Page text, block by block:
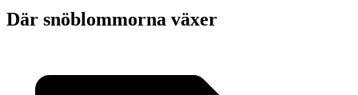
Där snöblommorna växer